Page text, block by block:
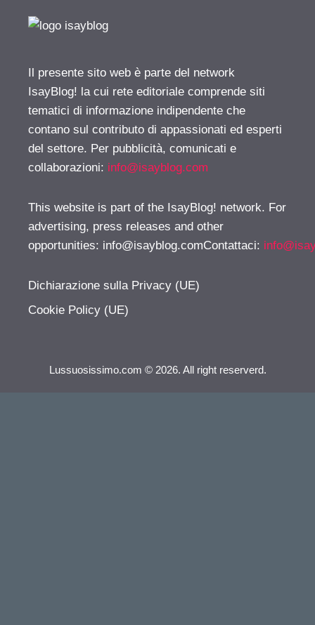
Il presente sito web è parte del network
IsayBlog! la cui rete editoriale comprende siti
tematici di informazione indipendente che
contano sul contributo di appassionati ed esperti
del settore. Per pubblicità, comunicati e
collaborazioni: info@isayblog.com
This website is part of the IsayBlog! network. For
advertising, press releases and other
opportunities: info@isayblog.comContattaci:
Dichiarazione sulla Privacy (UE)
Cookie Policy (UE)
Lussuosissimo.com © 2026. All right reserverd.